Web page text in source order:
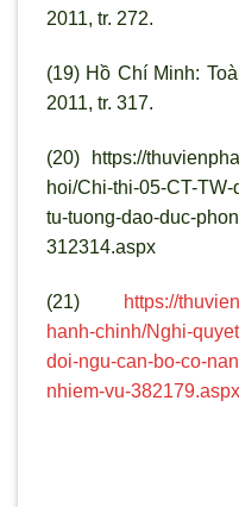
2011, tr. 272.
(19) Hồ Chí Minh:
2011, tr. 317.
(20) https://
hoi/Chi-thi-05-CT-
tu-tuong-dao-duc-
312314.aspx
(21)
https://
hanh-chinh/Nghi-
doi-ngu-can-bo-co-
nhiem-vu-382179.aspx